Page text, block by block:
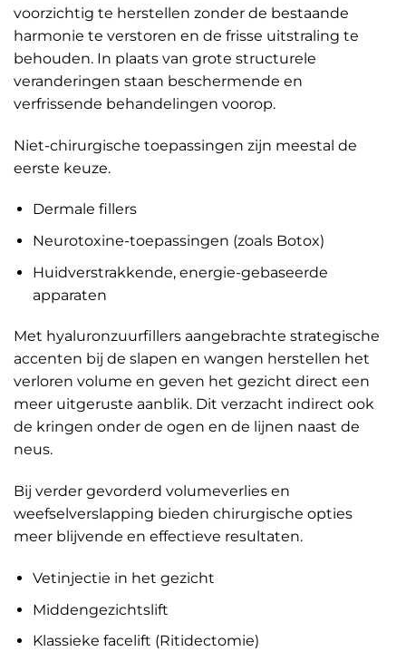
voorzichtig te herstellen zonder de bestaande
harmonie te verstoren en de frisse uitstraling te
behouden. In plaats van grote structurele
veranderingen staan beschermende en
verfrissende behandelingen voorop.
Niet-chirurgische toepassingen zijn meestal de
eerste keuze.
Dermale fillers
Neurotoxine-toepassingen (zoals Botox)
Huidverstrakkende, energie-gebaseerde
apparaten
Met hyaluronzuurfillers aangebrachte strategische
accenten bij de slapen en wangen herstellen het
verloren volume en geven het gezicht direct een
meer uitgeruste aanblik. Dit verzacht indirect ook
de kringen onder de ogen en de lijnen naast de
neus.
Bij verder gevorderd volumeverlies en
weefselverslapping bieden chirurgische opties
meer blijvende en effectieve resultaten.
Vetinjectie in het gezicht
Middengezichtslift
Klassieke facelift (Ritidectomie)